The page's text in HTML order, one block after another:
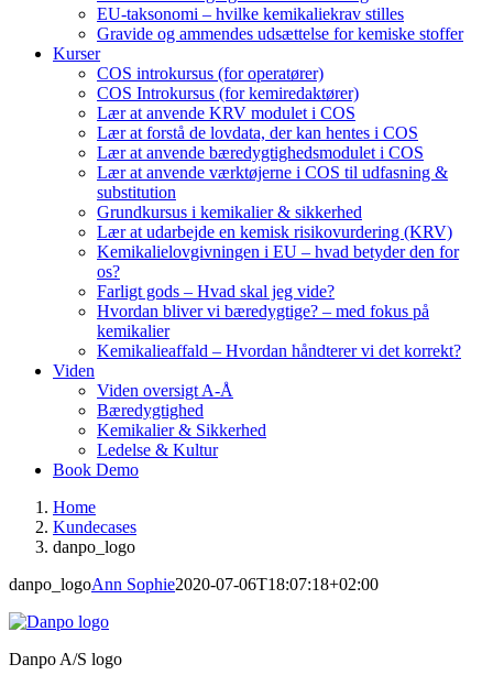
EU-taksonomi – hvilke kemikaliekrav stilles
Gravide og ammendes udsættelse for kemiske stoffer
Kurser
COS introkursus (for operatører)
COS Introkursus (for kemiredaktører)
Lær at anvende KRV modulet i COS
Lær at forstå de lovdata, der kan hentes i COS
Lær at anvende bæredygtighedsmodulet i COS
Lær at anvende værktøjerne i COS til udfasning &
substitution
Grundkursus i kemikalier & sikkerhed
Lær at udarbejde en kemisk risikovurdering (KRV)
Kemikalielovgivningen i EU – hvad betyder den for
os?
Farligt gods – Hvad skal jeg vide?
Hvordan bliver vi bæredygtige? – med fokus på
kemikalier
Kemikalieaffald – Hvordan håndterer vi det korrekt?
Viden
Viden oversigt A-Å
Bæredygtighed
Kemikalier & Sikkerhed
Ledelse & Kultur
Book Demo
Home
Kundecases
danpo_logo
danpo_logoAnn Sophie2020-07-06T18:07:18+02:00
Danpo A/S logo